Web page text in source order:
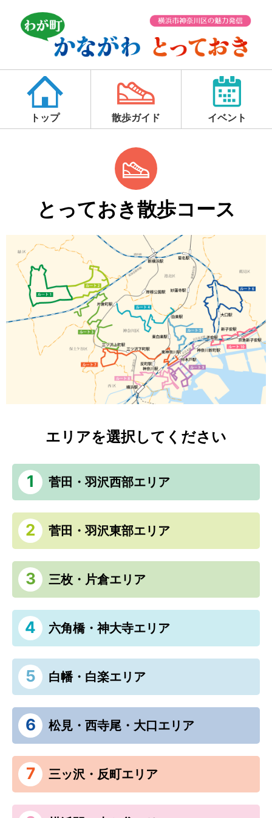
トップ 散歩ガイド イベント
とっておき散歩コース
エリアを選択してください
1 菅田・羽沢西部エリア
2 菅田・羽沢東部エリア
3 三枚・片倉エリア
4 六角橋・神大寺エリア
5 白幡・白楽エリア
6 松見・西寺尾・大口エリア
7 三ッ沢・反町エリア